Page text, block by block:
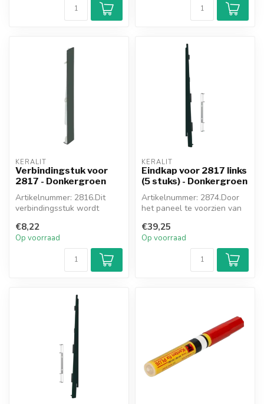
KERALIT
Verbindingstuk voor
2817 - Donkergroen
Artikelnummer: 2816.Dit
verbindingsstuk wordt
gevelpanelen me...
€8,22
Op voorraad
KERALIT
Eindkap voor 2817 links
(5 stuks) - Donkergroen
Artikelnummer: 2874.Door
het paneel te voorzien van
ont...
€39,25
Op voorraad